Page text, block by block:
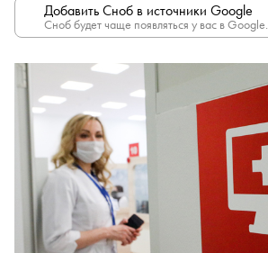
Добавить Сноб в источники Google
Сноб будет чаще появляться у вас в Google.